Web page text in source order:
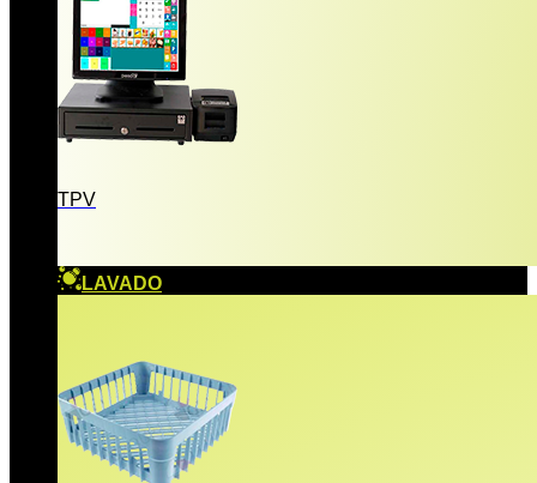
TPV
LAVADO